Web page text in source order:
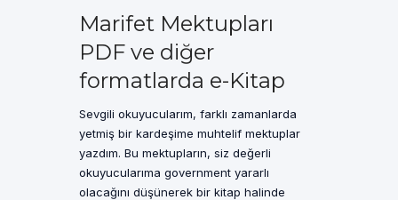
Marifet Mektupları
PDF ve diğer
formatlarda e-Kitap
Sevgili okuyucularım, farklı zamanlarda
yetmiş bir kardeşime muhtelif mektuplar
yazdım. Bu mektupların, siz değerli
okuyucularıma government yararlı
olacağını düşünerek bir kitap halinde